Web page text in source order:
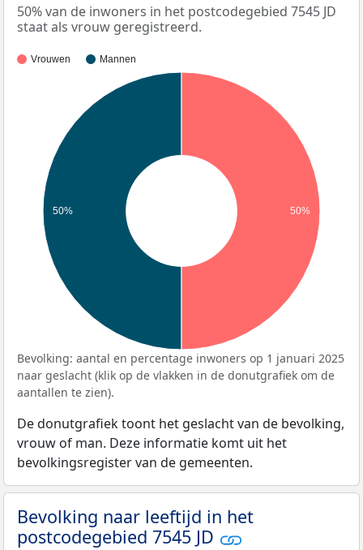
50% van de inwoners in het postcodegebied 7545 JD
staat als vrouw geregistreerd.
Vrouwen Mannen
50% 50%
Bevolking: aantal en percentage inwoners op 1 januari 2025
naar geslacht (klik op de vlakken in de donutgrafiek om de
aantallen te zien).
De donutgrafiek toont het geslacht van de bevolking,
vrouw of man. Deze informatie komt uit het
bevolkingsregister van de gemeenten.
Bevolking naar leeftijd in het
postcodegebied 7545 JD